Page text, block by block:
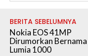
BERITA SEBELUMNYA
Nokia EOS 41MP
Dirumorkan Bernama
Lumia 1000